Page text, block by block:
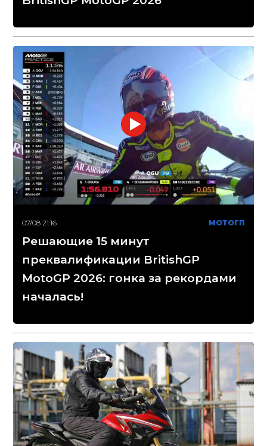
07/08 21:16 МОТОГП
Решающие 15 минут
преквалификации BritishGP
MotoGP 2026: гонка за рекордами
началась!